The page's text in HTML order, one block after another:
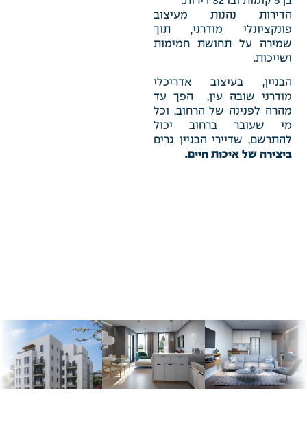
הדירות נהנות מעיצוב
פונקציונלי מודרני, תוך
שמירה על תחושת חמימות
ושייכות.
הבניין, בעיצוב אדריכלי
מודרני שובה עין, הפך עד
מהרה לפנינה של הרחוב, וכל
מי שעובר ברחוב יכול
להתרשם, שדיירי הבניין גרים
ביצירה של איכות חיים.